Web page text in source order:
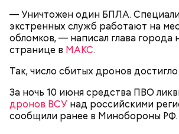
— Уничтожен один БПЛА.
экстренных служб работают на
обломков, — написал глава города
странице в МАКС.
Так, число сбитых дронов
За ночь 10 июня средства ПВО
дронов ВСУ над российскими
сообщили ранее в Минобороны РФ.